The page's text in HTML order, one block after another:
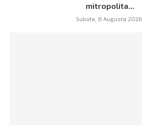
mitropolita...
Subota, 8 Augusta 2026,